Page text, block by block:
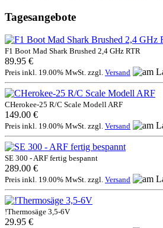
Tagesangebote
F1 Boot Mad Shark Brushed 2,4 GHz RTR
89.95 €
Preis inkl. 19.00% MwSt. zzgl. Versand
CHerokee-25 R/C Scale Modell ARF
149.00 €
Preis inkl. 19.00% MwSt. zzgl. Versand
SE 300 - ARF fertig bespannt
289.00 €
Preis inkl. 19.00% MwSt. zzgl. Versand
!Thermosäge 3,5-6V
29.95 €